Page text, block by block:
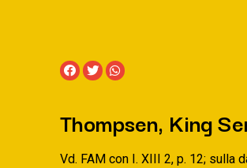
Thompsen, King
Vd. FAM con I. XIII 2, p. 12; sulla